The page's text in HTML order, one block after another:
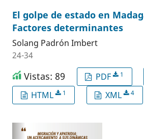
El golpe de estado en
Factores determinantes
Solang Padrón Imbert
24-34
Vistas: 89 PDF 1
HTML 1 XML 4